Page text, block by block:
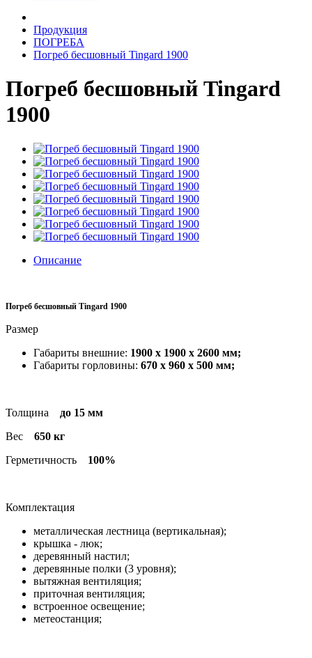
Продукция
ПОГРЕБА
Погреб бесшовный Tingard 1900
Погреб бесшовный Tingard
1900
Описание
Погреб бесшовный Tingard 1900
Размер
Габариты внешние: 1900 х 1900 х 2600 мм;
Габариты горловины: 670 х 960 х 500 мм;
Толщина до 15 мм
Вес 650 кг
Герметичность 100%
Комплектация
металлическая лестница (вертикальная);
крышка - люк;
деревянный настил;
деревянные полки (3 уровня);
вытяжная вентиляция;
приточная вентиляция;
встроенное освещение;
метеостанция;